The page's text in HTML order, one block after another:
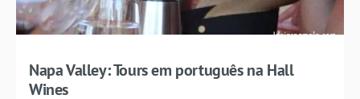
Napa Valley: Tours em português na Hall
Wines